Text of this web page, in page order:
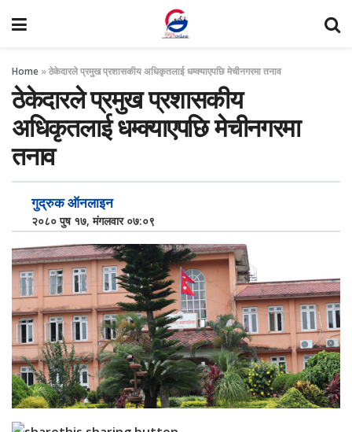
Home »ठेकेदारले प्रमुख प्रशासकीय अधिकृतलाई धम्क्याएपछि मेचीनगरमा तनाव
ठेकेदारले प्रमुख प्रशासकीय
अधिकृतलाई धम्क्याएपछि मेचीनगरमा
तनाव
गुद्रुक ऑनलाइन
२०८० पुष १७, मंगलवार ०७:०९